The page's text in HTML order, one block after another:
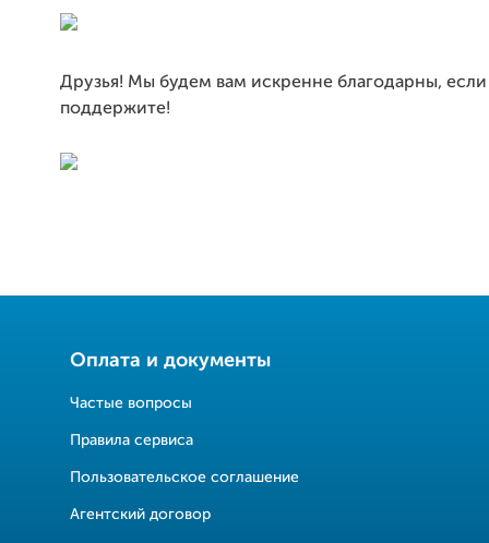
Друзья! Мы будем вам искренне благодарны, если
поддержите!
Оплата и документы
Частые вопросы
Правила сервиса
Пользовательское соглашение
Агентский договор